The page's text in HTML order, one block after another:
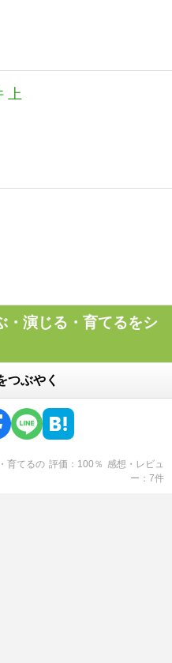
上
・演じる・育てるをシ
つぶやく
育てるの 評価 100 ％ 感想・レビュ
ー
7件